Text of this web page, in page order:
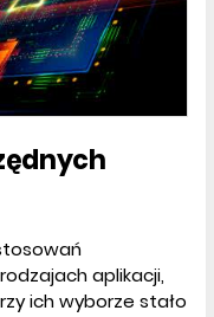
aplikacji,
ich wyborze stało